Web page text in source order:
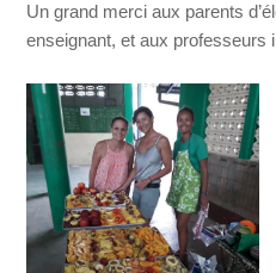
Un grand merci aux parents
enseignant, et aux professeurs